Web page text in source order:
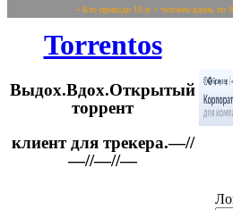
~ Кто приводи 10 и > человек/вдень по
Torrentos
торрент